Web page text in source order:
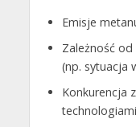
Emisje
Zależność
(np. sytuacja
Konkurencja